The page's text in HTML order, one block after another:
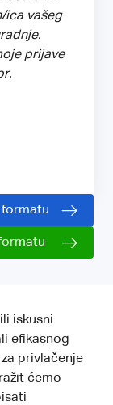
ica vašeg
prijave
formatu
iskusni
efikasnog
privlačenje
ćemo